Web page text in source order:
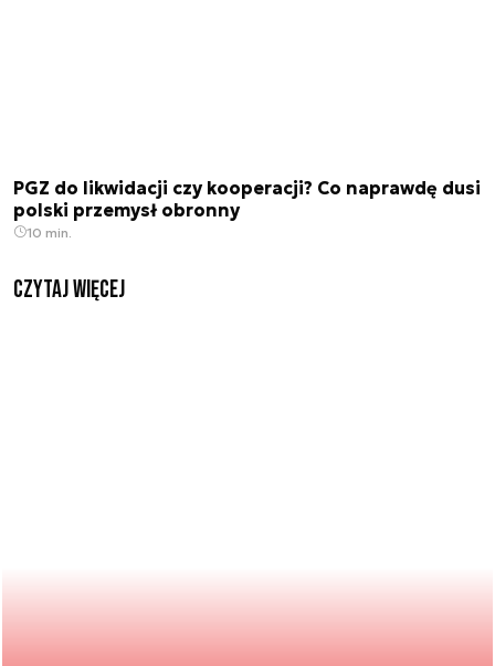
PGZ do likwidacji czy kooperacji? Co naprawdę dusi
polski przemysł obronny
10 min.
czytaj więcej